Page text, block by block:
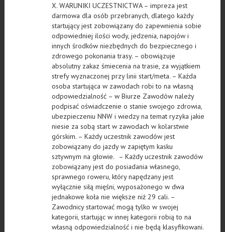
X. WARUNIKI UCZESTNICTWA – impreza jest
darmowa dla osób przebranych, dlatego każdy
startujący jest zobowiązany do zapewnienia sobie
odpowiedniej ilości wody, jedzenia, napojów i
innych środków niezbędnych do bezpiecznego i
zdrowego pokonania trasy. – obowiązuje
absolutny zakaz śmiecenia na trasie, za wyjątkiem
strefy wyznaczonej przy linii start/meta. – Każda
osoba startująca w zawodach robi to na własną
odpowiedzialność – w Biurze Zawodów należy
podpisać oświadczenie o stanie swojego zdrowia,
ubezpieczeniu NNW i wiedzy na temat ryzyka jakie
niesie za sobą start w zawodach w kolarstwie
górskim. – Każdy uczestnik zawodów jest
zobowiązany do jazdy w zapiętym kasku
sztywnym na głowie. – Każdy uczestnik zawodów
zobowiązany jest do posiadania własnego,
sprawnego roweru, który napędzany jest
wyłącznie siłą mięśni, wyposażonego w dwa
jednakowe koła nie większe niż 29 cali. –
Zawodnicy startować mogą tylko w swojej
kategorii, startując w innej kategorii robią to na
własną odpowiedzialność i nie będą klasyfikowani.